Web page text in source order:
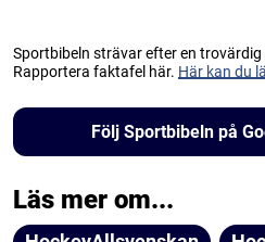
Sportbibeln strävar efter en
Rapportera faktafel här. Här kan du
Följ Sportbibeln på
Läs mer om...